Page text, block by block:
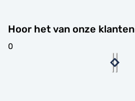
Hoor het van onze klanten
0